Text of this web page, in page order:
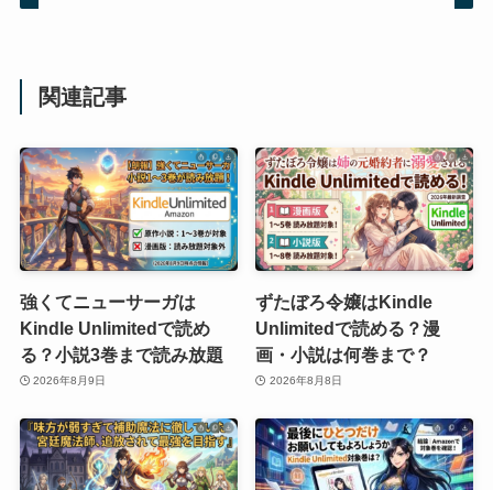
関連記事
強くてニューサーガは
Kindle Unlimitedで読め
る？小説3巻まで読み放題
2026年8月9日
ずたぼろ令嬢はKindle
Unlimitedで読める？漫
画・小説は何巻まで？
2026年8月8日